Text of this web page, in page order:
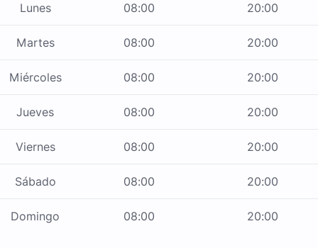
Lunes 08:00 20:00
Martes 08:00 20:00
Miércoles 08:00 20:00
Jueves 08:00 20:00
Viernes 08:00 20:00
Sábado 08:00 20:00
Domingo 08:00 20:00